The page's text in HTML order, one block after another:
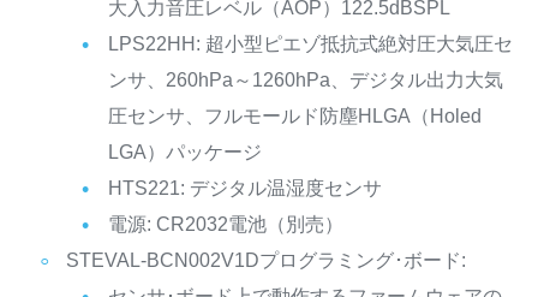
大入力音圧レベル（AOP）122.5dBSPL
LPS22HH: 超小型ピエゾ抵抗式絶対圧大気圧セ
ンサ、260hPa～1260hPa、デジタル出力大気
圧センサ、フルモールド防塵HLGA（Holed
LGA）パッケージ
HTS221: デジタル温湿度センサ
電源: CR2032電池（別売）
STEVAL-BCN002V1Dプログラミング･ボード: